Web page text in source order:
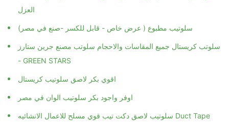
العزل
سلوتيب مطبوع ( عرض خاص - قابل للكسر -صنع في مصر)
سلوتب كريستال جميع المقاسات والاحجام سلوتب مصنع جرين ستارز
- GREEN STARS
اقوي بكر لاصق سلوتيب كريستال
اوفر واجود بكر سلوتيب الوان في مصر
سلوتيب لاصق دكت تيب قوي مسلح للاعمال الانشائيه Duct Tape